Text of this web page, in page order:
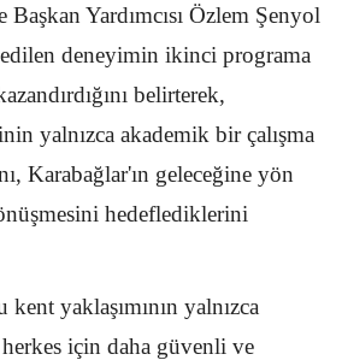
Yardımcısı Özlem Şenyol
deneyimin ikinci programa
belirterek,
yalnızca akademik bir çalışma
Karabağlar'ın geleceğine yön
hedeflediklerini
yaklaşımının yalnızca
için daha güvenli ve